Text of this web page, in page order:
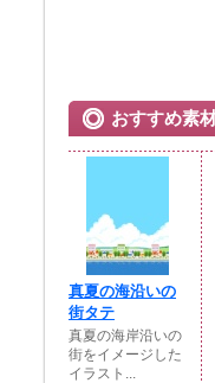
おすすめ素
真夏の海沿いの
街タテ
真夏の海岸沿いの
街をイメージした
イラスト...